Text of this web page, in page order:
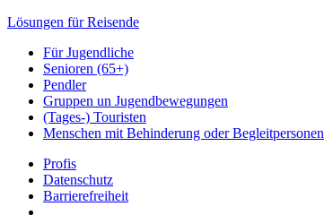
Lösungen für Reisende
Für Jugendliche
Senioren (65+)
Pendler
Gruppen un Jugendbewegungen
(Tages-) Touristen
Menschen mit Behinderung oder Begleitpersonen
Profis
Datenschutz
Barrierefreiheit